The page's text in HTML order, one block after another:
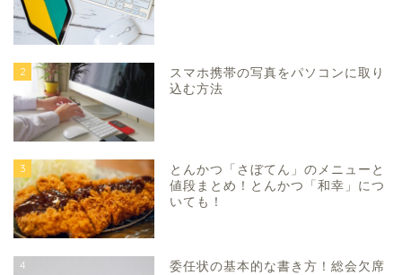
2
スマホ携帯の写真をパソコンに取り
込む方法
3
とんかつ「さぼてん」のメニューと
値段まとめ！とんかつ「和幸」につ
いても！
4
委任状の基本的な書き方！総会欠席